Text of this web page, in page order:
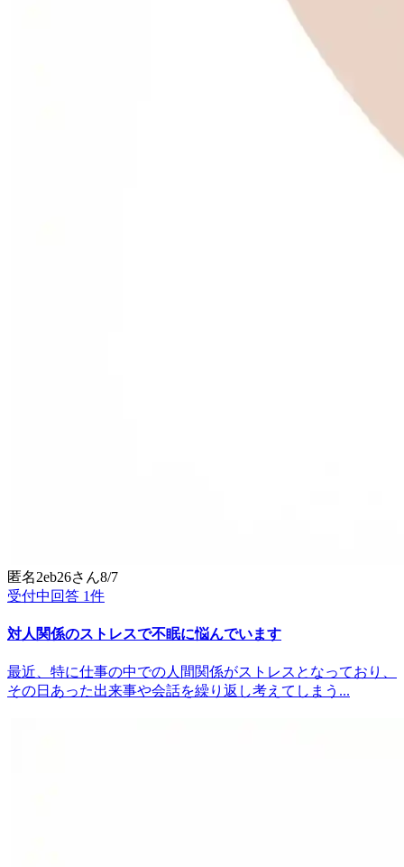
匿名2eb26さん8/7
受付中 回答 1件
対人関係のストレスで不眠に悩んでいます
最近、特に仕事の中での人間関係がストレスとなっており、
その日あった出来事や会話を繰り返し考えてしまう...